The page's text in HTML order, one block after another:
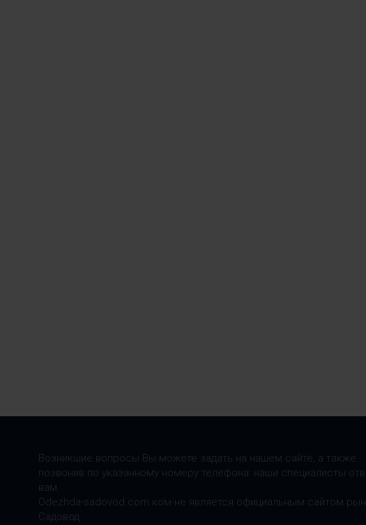
Возникшие вопросы Вы можете задать на нашем сайте, а также
позвонив по указанному номеру телефона: наши специалисты
вам.
Odezhda-sadovod.com.ком-не является официальным сайтом
Садовод.